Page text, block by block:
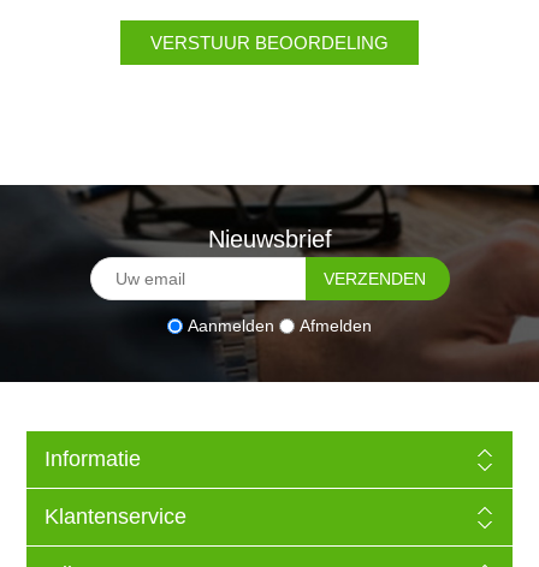
Nieuwsbrief
Aanmelden Afmelden
Informatie
Klantenservice